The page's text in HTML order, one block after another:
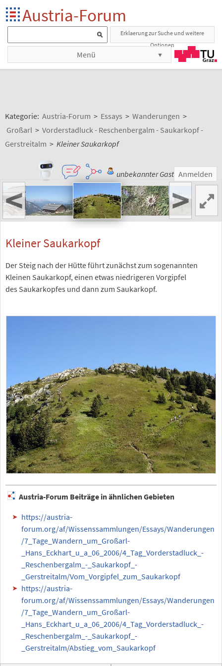
Austria-Forum
Erklaerung zur Suche und weitere
Optionen
Menü
Kategorie: Austria-Forum > Essays > Wanderungen >
Großarl > Vorderstadluck - Reschenbergalm - Saukarkopf -
Gerstreitalm > Kleiner Saukarkopf
unbekannter Gast Anmelden
< >
Kleiner Saukarkopf
Der Steig nach der Hütte führt zunächst zum sogenannten
Kleinen Saukarkopf, einen etwas niedrigeren Vorgipfel
des Saukarkopfes und dann zum Saukarkopf.
Austria-Forum Beiträge in ähnlichen Gebieten
https://austria-
forum.org/af/Wissenssammlungen/Essays/Wanderungen
/7_Tage_Wandern_um_Großarl-
_Hans_Eckhart_u_a_06_2006/4_Tag_Vorderstadluck_-
_Reschenbergalm_-_Saukarkopf_-
_Gerstreitalm/Vom_Vorgipfel_zum_Saukarkopf
https://austria-
forum.org/af/Wissenssammlungen/Essays/Wanderungen
/7_Tage_Wandern_um_Großarl-
_Hans_Eckhart_u_a_06_2006/4_Tag_Vorderstadluck_-
_Reschenbergalm_-_Saukarkopf_-
_Gerstreitalm/Abstieg_vom_Saukarkopf